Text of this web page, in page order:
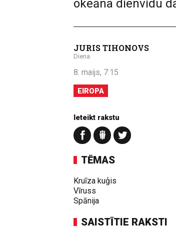
okeāna dienvidu
JURIS TIHONOVS
Diena
8. maijs, 7:15
EIROPA
Ieteikt rakstu
TĒMAS
Kruīza kuģis
Vīruss
Spānija
SAISTĪTIE RAKSTI